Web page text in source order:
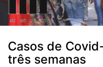
Casos de
três semanas